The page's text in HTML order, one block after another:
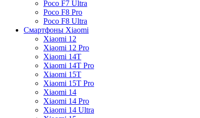
Poco F7 Ultra
Poco F8 Pro
Poco F8 Ultra
Смартфоны Xiaomi
Xiaomi 12
Xiaomi 12 Pro
Xiaomi 14T
Xiaomi 14T Pro
Xiaomi 15T
Xiaomi 15T Pro
Xiaomi 14
Xiaomi 14 Pro
Xiaomi 14 Ultra